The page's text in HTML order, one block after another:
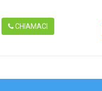
CHIAMACI